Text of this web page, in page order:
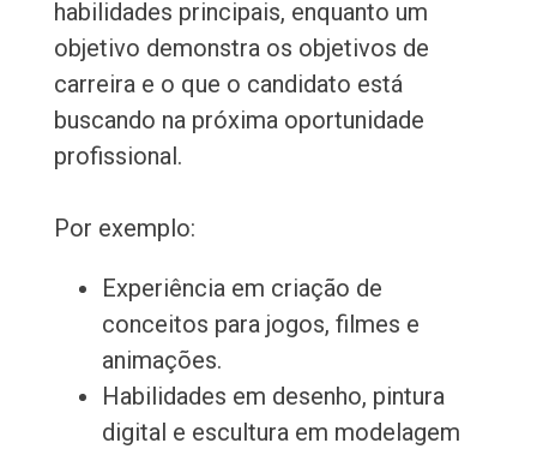
habilidades principais, enquanto um
objetivo demonstra os objetivos de
carreira e o que o candidato está
buscando na próxima oportunidade
profissional.
Por exemplo:
Experiência em criação de
conceitos para jogos, filmes e
animações.
Habilidades em desenho, pintura
digital e escultura em modelagem